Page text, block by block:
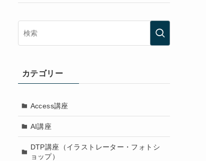
カテゴリー
Access講座
AI講座
DTP講座（イラストレーター・フォトシ
ョップ）